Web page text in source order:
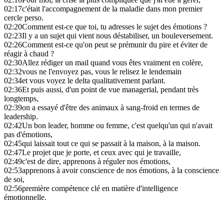
02:17c'était l'accompagnement de la maladie dans mon premier
cercle perso.
02:20Comment est-ce que toi, tu adresses le sujet des émotions ?
02:23Il y a un sujet qui vient nous déstabiliser, un bouleversement.
02:26Comment est-ce qu'on peut se prémunir du pire et éviter de
réagir à chaud ?
02:30Allez rédiger un mail quand vous êtes vraiment en colère,
02:32vous ne l'envoyez pas, vous le relisez le lendemain
02:34et vous voyez le delta qualitativement parlant.
02:36Et puis aussi, d'un point de vue managerial, pendant très
longtemps,
02:39on a essayé d'être des animaux à sang-froid en termes de
leadership.
02:42Un bon leader, homme ou femme, c'est quelqu'un qui n'avait
pas d'émotions,
02:45qui laissait tout ce qui se passait à la maison, à la maison.
02:47Le projet que je porte, et ceux avec qui je travaille,
02:49c'est de dire, apprenons à réguler nos émotions,
02:53apprenons à avoir conscience de nos émotions, à la conscience
de soi,
02:56première compétence clé en matière d'intelligence
émotionnelle.